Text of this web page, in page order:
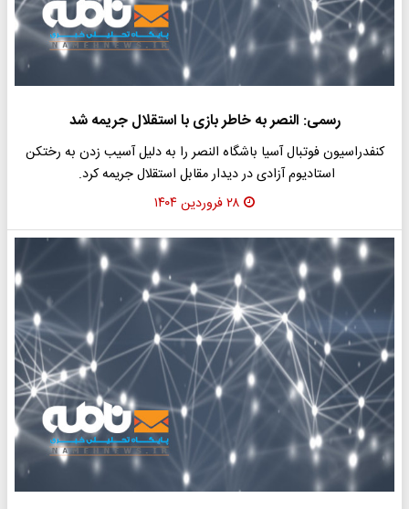
رسمی: النصر به خاطر بازی با استقلال جریمه شد
کنفدراسیون فوتبال آسیا باشگاه النصر را به دلیل آسیب زدن به ‌رختکن
استادیوم آزادی در دیدار مقابل استقلال جریمه کرد. ‌
۲۸ فروردین ۱۴۰۴